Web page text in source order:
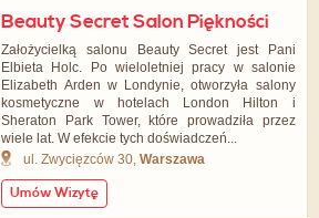
Beauty Secret Salon Piękności
Założycielką salonu Beauty Secret jest Pani
Elbieta Holc. Po wieloletniej pracy w salonie
Elizabeth Arden w Londynie, otworzyła salony
kosmetyczne w hotelach London Hilton i
Sheraton Park Tower, które prowadziła przez
wiele lat. W efekcie tych doświadczeń...
ul. Zwycięzców 30,Warszawa
Umów Wizytę